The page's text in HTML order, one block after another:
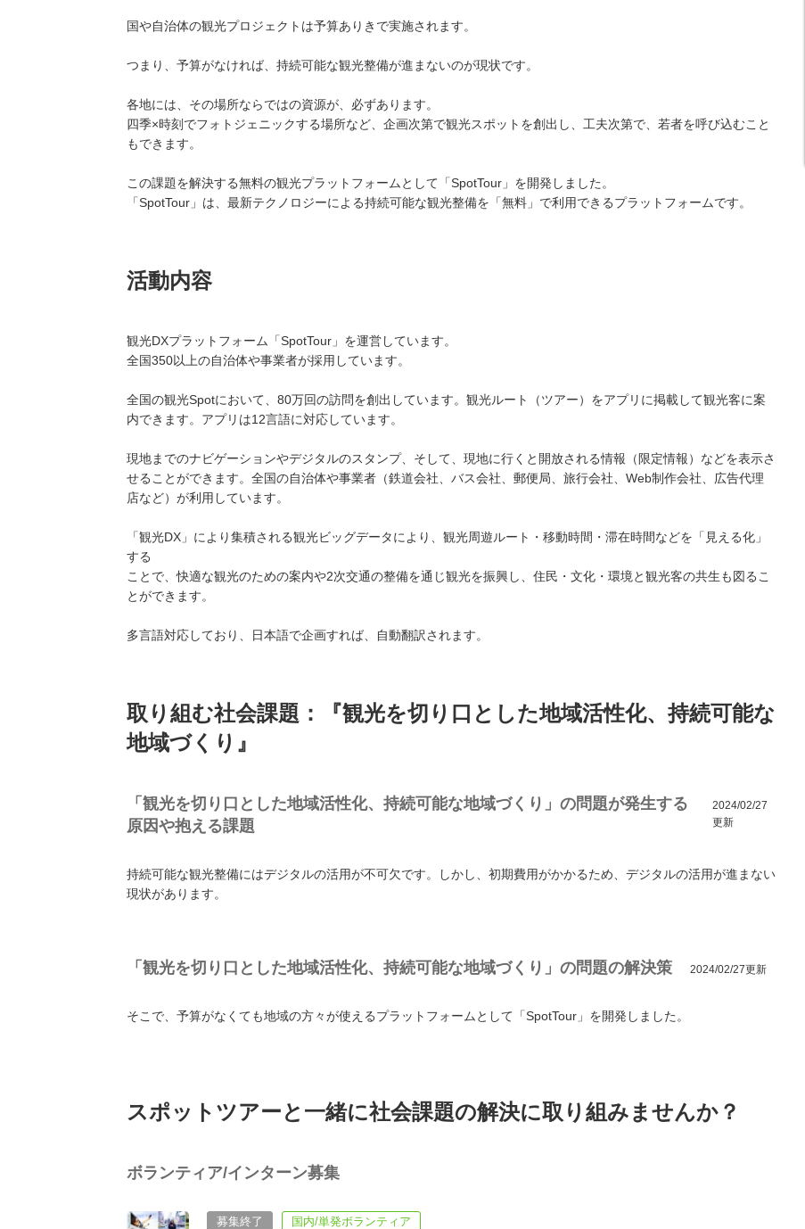
国や自治体の観光プロジェクトは予算ありきで実施されます。
つまり、予算がなければ、持続可能な観光整備が進まないのが現状です。
各地には、その場所ならではの資源が、必ずあります。
四季×時刻でフォトジェニックする場所など、企画次第で観光スポットを創出し、工夫次第で、若者を呼び込むこと
もできます。
この課題を解決する無料の観光プラットフォームとして「SpotTour」を開発しました。
「SpotTour」は、最新テクノロジーによる持続可能な観光整備を「無料」で利用できるプラットフォームです。
活動内容
観光DXプラットフォーム「SpotTour」を運営しています。
全国350以上の自治体や事業者が採用しています。
全国の観光Spotにおいて、80万回の訪問を創出しています。観光ルート（ツアー）をアプリに掲載して観光客に案
内できます。アプリは12言語に対応しています。
現地までのナビゲーションやデジタルのスタンプ、そして、現地に行くと開放される情報（限定情報）などを表示さ
せることができます。全国の自治体や事業者（鉄道会社、バス会社、郵便局、旅行会社、Web制作会社、広告代理
店など）が利用しています。
「観光DX」により集積される観光ビッグデータにより、観光周遊ルート・移動時間・滞在時間などを「見える化」
する
ことで、快適な観光のための案内や2次交通の整備を通じ観光を振興し、住民・文化・環境と観光客の共生も図るこ
とができます。
多言語対応しており、日本語で企画すれば、自動翻訳されます。
取り組む社会課題：『観光を切り口とした地域活性化、持続可能な
地域づくり』
「観光を切り口とした地域活性化、持続可能な地域づくり」の問題が発生する
原因や抱える課題
2024/02/27
更新
持続可能な観光整備にはデジタルの活用が不可欠です。しかし、初期費用がかかるため、デジタルの活用が進まない
現状があります。
「観光を切り口とした地域活性化、持続可能な地域づくり」の問題の解決策 2024/02/27更新
そこで、予算がなくても地域の方々が使えるプラットフォームとして「SpotTour」を開発しました。
スポットツアーと一緒に社会課題の解決に取り組みませんか？
ボランティア/インターン募集
募集終了 国内/単発ボランティア